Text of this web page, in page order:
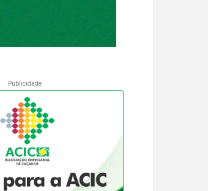
Publicidade